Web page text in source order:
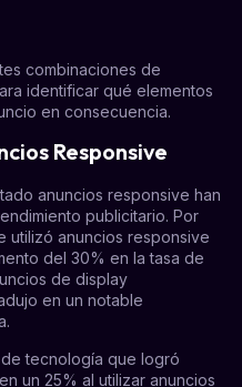
combinaciones de
identificar qué elementos
en consecuencia.
Responsive
anuncios responsive han
publicitario. Por
utilizó anuncios responsive
del 30% en la tasa de
de display
en un notable
tecnología que logró
en un 25% al utilizar anuncios